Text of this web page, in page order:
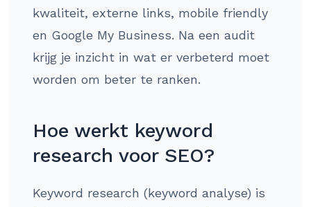
kwaliteit, externe links, mobile friendly
en Google My Business. Na een audit
krijg je inzicht in wat er verbeterd moet
worden om beter te ranken.
Hoe werkt keyword
research voor SEO?
Keyword research (keyword analyse) is